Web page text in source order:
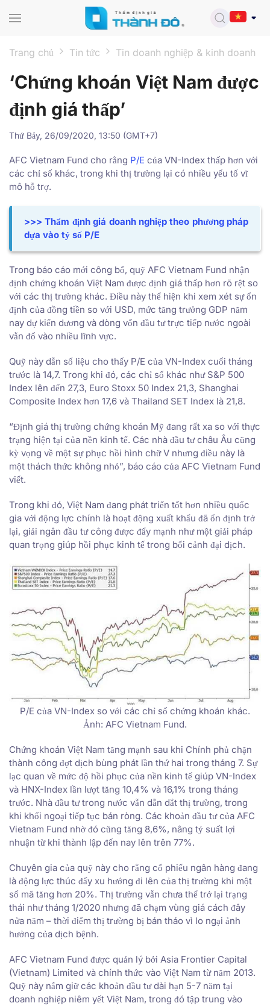
Trang chủ Tin tức Tin doanh nghiệp & kinh doanh
‘Chứng khoán Việt Nam được
định giá thấp’
Thứ Bảy, 26/09/2020, 13:50 (GMT+7)
AFC Vietnam Fund cho rằng P/E của VN-Index thấp hơn với
các chỉ số khác, trong khi thị trường lại có nhiều yếu tố vĩ
mô hỗ trợ.
>>> Thẩm định giá doanh nghiệp theo phương pháp
dựa vào tỷ số P/E
Trong báo cáo mới công bố, quỹ AFC Vietnam Fund nhận
định chứng khoán Việt Nam được định giá thấp hơn rõ rệt so
với các thị trường khác. Điều này thể hiện khi xem xét sự ổn
định của đồng tiền so với USD, mức tăng trưởng GDP năm
nay dự kiến dương và dòng vốn đầu tư trực tiếp nước ngoài
vẫn đổ vào nhiều lĩnh vực.
Quỹ này dẫn số liệu cho thấy P/E của VN-Index cuối tháng
trước là 14,7. Trong khi đó, các chỉ số khác như S&P 500
Index lên đến 27,3, Euro Stoxx 50 Index 21,3, Shanghai
Composite Index hơn 17,6 và Thailand SET Index là 21,8.
“Định giá thị trường chứng khoán Mỹ đang rất xa so với thực
trạng hiện tại của nền kinh tế. Các nhà đầu tư châu Âu cũng
kỳ vọng về một sự phục hồi hình chữ V nhưng điều này là
một thách thức không nhỏ”, báo cáo của AFC Vietnam Fund
viết.
Trong khi đó, Việt Nam đang phát triển tốt hơn nhiều quốc
gia với động lực chính là hoạt động xuất khẩu đã ổn định trở
lại, giải ngân đầu tư công được đẩy mạnh như một giải pháp
quan trọng giúp hồi phục kinh tế trong bối cảnh đại dịch.
P/E của VN-Index so với các chỉ số chứng khoán khác.
Ảnh: AFC Vietnam Fund.
Chứng khoán Việt Nam tăng mạnh sau khi Chính phủ chặn
thành công đợt dịch bùng phát lần thứ hai trong tháng 7. Sự
lạc quan về mức độ hồi phục của nền kinh tế giúp VN-Index
và HNX-Index lần lượt tăng 10,4% và 16,1% trong tháng
trước. Nhà đầu tư trong nước vẫn dẫn dắt thị trường, trong
khi khối ngoại tiếp tục bán ròng. Các khoản đầu tư của AFC
Vietnam Fund nhờ đó cũng tăng 8,6%, nâng tỷ suất lợi
nhuận từ khi thành lập đến nay lên trên 77%.
Chuyên gia của quỹ này cho rằng cổ phiếu ngân hàng đang
là động lực thúc đẩy xu hướng đi lên của thị trường khi một
số mã tăng hơn 20%. Thị trường vẫn chưa thể trở lại trạng
thái như tháng 1/2020 nhưng đã chạm vùng giá cách đây
nửa năm – thời điểm thị trường bị bán tháo vì lo ngại ảnh
hưởng của dịch bệnh.
AFC Vietnam Fund được quản lý bởi Asia Frontier Capital
(Vietnam) Limited và chính thức vào Việt Nam từ năm 2013.
Quỹ này nắm giữ các khoản đầu tư dài hạn 5-7 năm tại
doanh nghiệp niêm yết Việt Nam, trong đó tập trung vào